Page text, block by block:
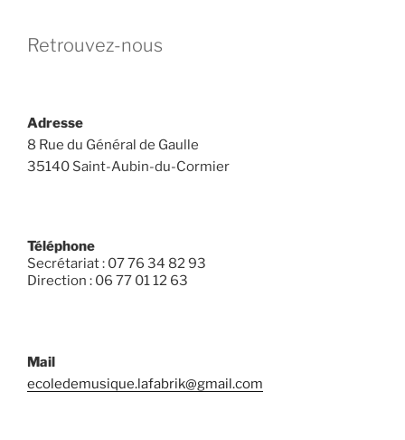
Retrouvez-nous
Adresse
8 Rue du Général de Gaulle
35140 Saint-Aubin-du-Cormier
Téléphone
Secrétariat : 07 76 34 82 93
Direction : 06 77 01 12 63
Mail
ecoledemusique.lafabrik@gmail.com